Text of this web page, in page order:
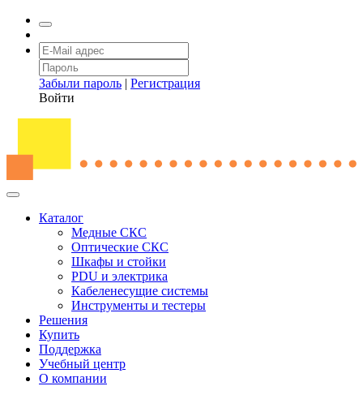
Забыли пароль | Регистрация
Войти
Каталог
Медные СКС
Оптические СКС
Шкафы и стойки
PDU и электрика
Кабеленесущие системы
Инструменты и тестеры
Решения
Купить
Поддержка
Учебный центр
О компании